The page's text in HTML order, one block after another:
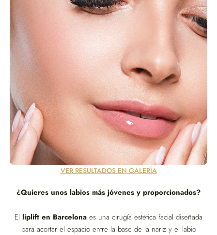
¿Quieres unos labios más jóvenes y proporcionados?
El liplift en Barcelona es una cirugía estética facial diseñada
para acortar el espacio entre la base de la nariz y el labio
VER RESULTADOS EN GALERÍA